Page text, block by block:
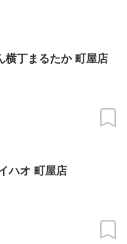
横丁まるたか 町屋店
ハオ 町屋店